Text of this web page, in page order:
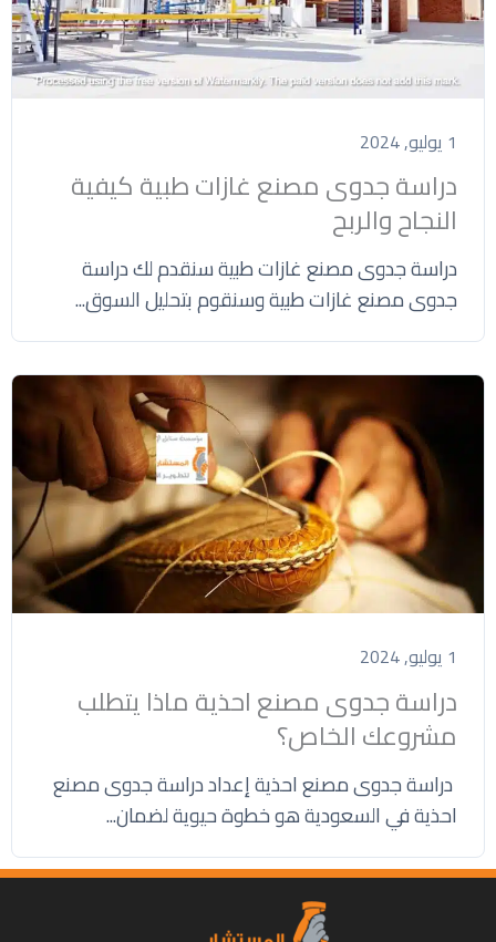
1 يوليو, 2024
دراسة جدوى مصنع غازات طبية كيفية
النجاح والربح
دراسة جدوى مصنع غازات طبية سنقدم لك دراسة
جدوى مصنع غازات طبية وسنقوم بتحليل السوق...
1 يوليو, 2024
دراسة جدوى مصنع احذية ماذا يتطلب
مشروعك الخاص؟
دراسة جدوى مصنع احذية إعداد دراسة جدوى مصنع
احذية في السعودية هو خطوة حيوية لضمان...